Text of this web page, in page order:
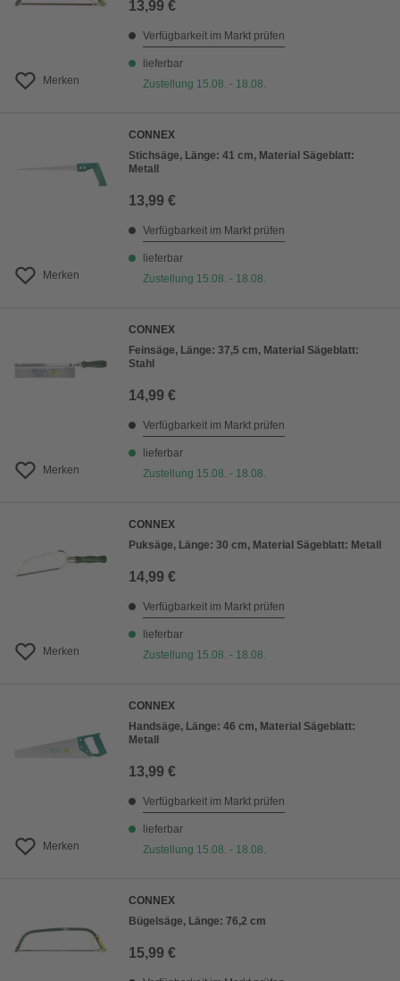
Merken
13,99 €
Verfügbarkeit im Markt prüfen
lieferbar
Zustellung 15.08. - 18.08.
Merken
CONNEX
Stichsäge, Länge: 41 cm, Material Sägeblatt:
Metall
13,99 €
Verfügbarkeit im Markt prüfen
lieferbar
Zustellung 15.08. - 18.08.
Merken
CONNEX
Feinsäge, Länge: 37,5 cm, Material Sägeblatt:
Stahl
14,99 €
Verfügbarkeit im Markt prüfen
lieferbar
Zustellung 15.08. - 18.08.
Merken
CONNEX
Puksäge, Länge: 30 cm, Material Sägeblatt: Metall
14,99 €
Verfügbarkeit im Markt prüfen
lieferbar
Zustellung 15.08. - 18.08.
Merken
CONNEX
Handsäge, Länge: 46 cm, Material Sägeblatt:
Metall
13,99 €
Verfügbarkeit im Markt prüfen
lieferbar
Zustellung 15.08. - 18.08.
CONNEX
Bügelsäge, Länge: 76,2 cm
15,99 €